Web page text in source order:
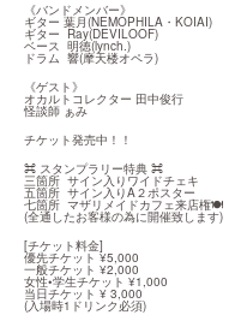
《バンドメンバー》
ギター 葉月(NEMOPHILA・KOIAI)
ギター  Ray(DEVILOOF)
ベース  明徳(lynch.)
ドラム  響(摩天楼オペラ)
《ゲスト》
オカルトコレクター 田中俊行
怪談師 ぁみ
チケット発売中！！
⌘ スタンプラリー特典 ⌘
三箇所  サイン入りワイドチェキ
五箇所  サイン入りA２ポスター
七箇所  マザリメイドカフェ来店権🍽️
(全通したお客様の為に開催致します)
[チケット料金]
優先チケット ¥5,000
一般チケット ¥2,000
女性•学生チケット ¥1,000
当日チケット ¥ 3,000
(入場時1ドリンク必須)